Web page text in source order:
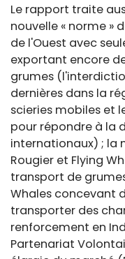
Le rapport traite
nouvelle « norme »
de l'Ouest avec
exportant encore
grumes
dernières dans la
scieries mobiles et
pour répondre à la
internationaux) ; la
Rougier et Flying
transport de
Whales concevant
transporter des
renforcement en
Partenariat